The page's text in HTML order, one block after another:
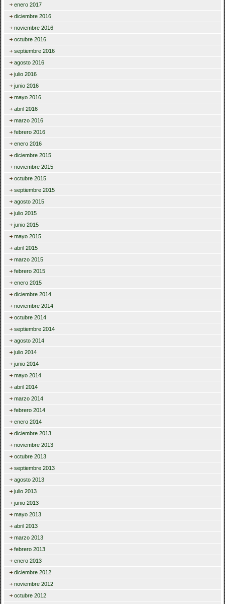
enero 2017
diciembre 2016
noviembre 2016
octubre 2016
septiembre 2016
agosto 2016
julio 2016
junio 2016
mayo 2016
abril 2016
marzo 2016
febrero 2016
enero 2016
diciembre 2015
noviembre 2015
octubre 2015
septiembre 2015
agosto 2015
julio 2015
junio 2015
mayo 2015
abril 2015
marzo 2015
febrero 2015
enero 2015
diciembre 2014
noviembre 2014
octubre 2014
septiembre 2014
agosto 2014
julio 2014
junio 2014
mayo 2014
abril 2014
marzo 2014
febrero 2014
enero 2014
diciembre 2013
noviembre 2013
octubre 2013
septiembre 2013
agosto 2013
julio 2013
junio 2013
mayo 2013
abril 2013
marzo 2013
febrero 2013
enero 2013
diciembre 2012
noviembre 2012
octubre 2012